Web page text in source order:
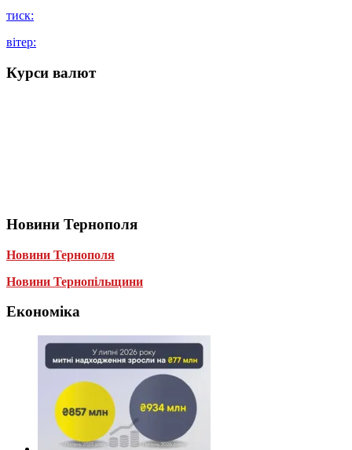
тиск:
вітер:
Курси валют
Новини Тернополя
Новини Тернополя
Новини Тернопільщини
Економіка